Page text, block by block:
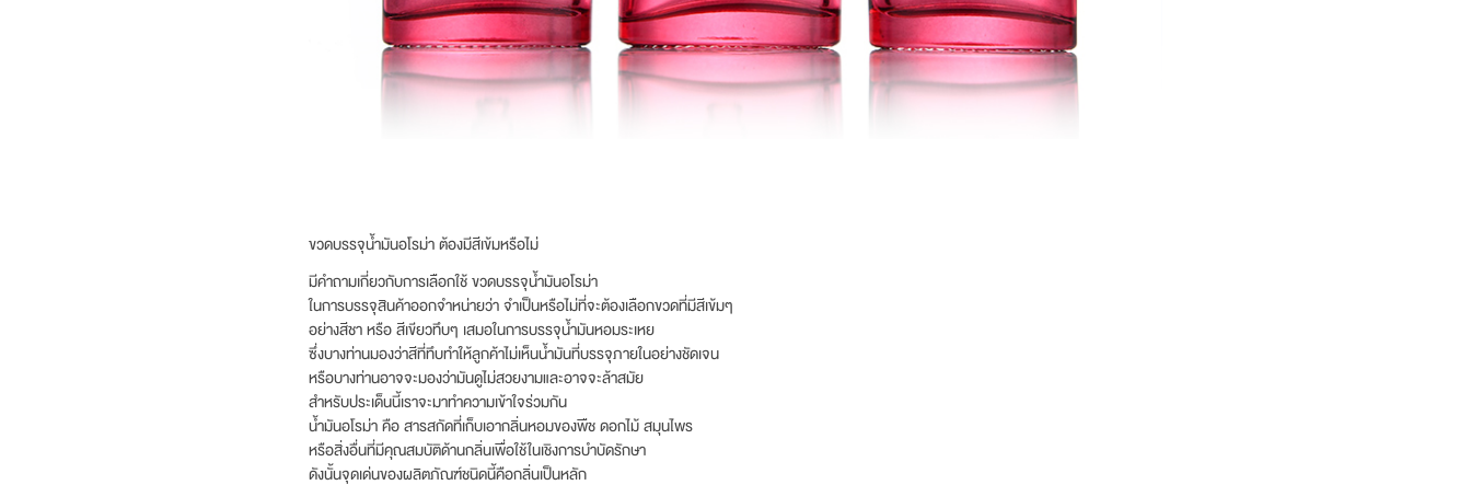
ขวดบรรจุน้ำมันอโรม่า ต้องมีสีเข้มหรือไม่
มีคำถามเกี่ยวกับการเลือกใช้ ขวดบรรจุน้ำมันอโรม่า
ในการบรรจุสินค้าออกจำหน่ายว่า จำเป็นหรือไม่ที่จะต้องเลือกขวดที่มีสีเข้มๆ
อย่างสีชา หรือ สีเขียวทึบๆ เสมอในการบรรจุน้ำมันหอมระเหย
ซึ่งบางท่านมองว่าสีที่ทึบทำให้ลูกค้าไม่เห็นน้ำมันที่บรรจุภายในอย่างชัดเจน
หรือบางท่านอาจจะมองว่ามันดูไม่สวยงามและอาจจะล้าสมัย
สำหรับประเด็นนี้เราจะมาทำความเข้าใจร่วมกัน
น้ำมันอโรม่า คือ สารสกัดที่เก็บเอากลิ่นหอมของพืช ดอกไม้ สมุนไพร
หรือสิ่งอื่นที่มีคุณสมบัติด้านกลิ่นเพื่อใช้ในเชิงการบำบัดรักษา
ดังนั้นจุดเด่นของผลิตภัณฑ์ชนิดนี้คือกลิ่นเป็นหลัก